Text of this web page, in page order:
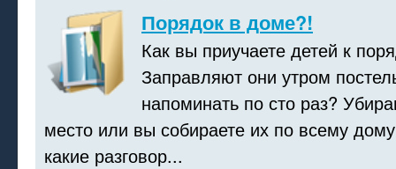
Порядок в доме?!
Как вы приучаете детей к
Заправляют они утром
напоминать по сто раз?
место или вы собираете их по всему
какие разговор...